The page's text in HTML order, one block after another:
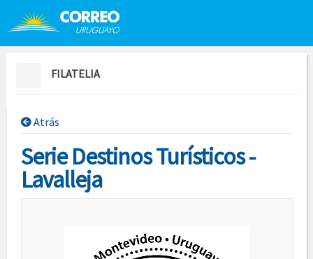
Saltar al contenido
FILATELIA
Atrás
Serie Destinos Turísticos -
Lavalleja